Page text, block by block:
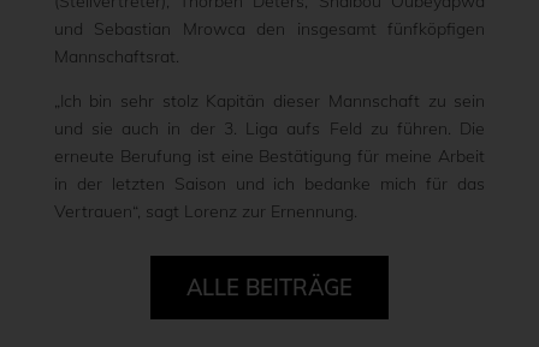
und Sebastian Mrowca den insgesamt fünfköpfigen
Mannschaftsrat.
„Ich bin sehr stolz Kapitän dieser Mannschaft zu sein
und sie auch in der 3. Liga aufs Feld zu führen. Die
erneute Berufung ist eine Bestätigung für meine Arbeit
in der letzten Saison und ich bedanke mich für das
Vertrauen“, sagt Lorenz zur Ernennung.
ALLE BEITRÄGE